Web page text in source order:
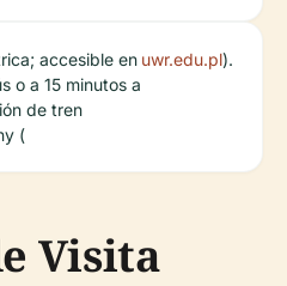
accesible en
o a 15 minutos a
de tren
(
uwr.edu.pl).
Visita